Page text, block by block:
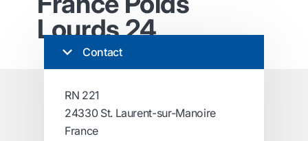
Lourds 24
Contact
RN 221
24330 St. Laurent-sur-Manoire
France